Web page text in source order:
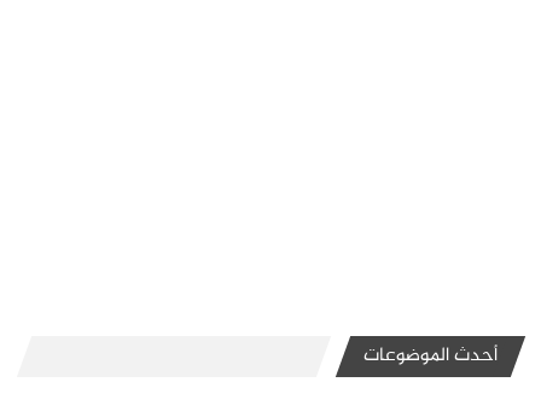
أحدث الموضوعات